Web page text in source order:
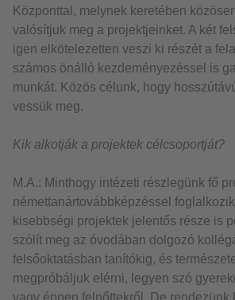
Központtal, melynek keretében
valósítjuk meg a projektjeinket. A két
igen elkötelezetten veszi ki részét a
számos önálló kezdeményezéssel is
munkát. Közös célunk, hogy
vessük meg.
Kik alkotják a projektek célcsoportját?
M.A.: Minthogy intézeti részlegünk fő
némettanártovábbképzéssel
kisebbségi projektek jelentős része is
szólít meg az óvodában dolgozó
felsőoktatásban tanítókig, és
megpróbáljuk elérni, legyen szó
vagy éppen felnőttekről. De rendezünk